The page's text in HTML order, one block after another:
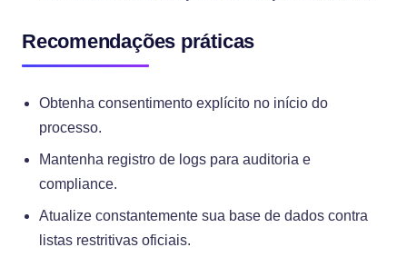
Recomendações práticas
Obtenha consentimento explícito no início do
processo.
Mantenha registro de logs para auditoria e
compliance.
Atualize constantemente sua base de dados contra
listas restritivas oficiais.